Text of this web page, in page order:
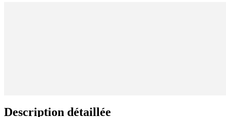
Description détaillée